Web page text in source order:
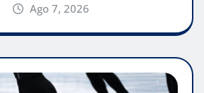
Ago 7, 2026